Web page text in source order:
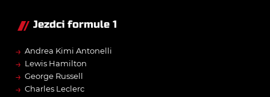
Jezdci formule 1
→ Andrea Kimi Antonelli
→ Lewis Hamilton
→ George Russell
→ Charles Leclerc